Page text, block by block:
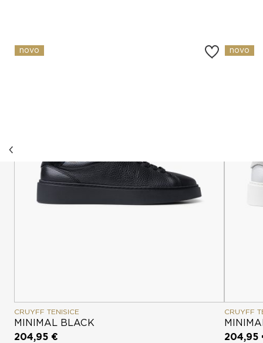
novo
CRUYFF TENISICE
MINIMAL BLACK
204,95 €
novo
CRUYFF
204,95